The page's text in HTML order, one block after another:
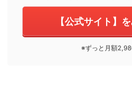
【公式サイト】
※ずっと月額